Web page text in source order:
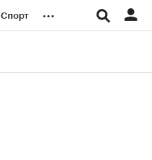
Спорт ...